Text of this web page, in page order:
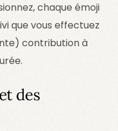
chaque émoji
que vous effectuez
contribution à
des